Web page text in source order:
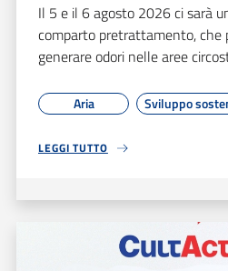
Il 5 e il 6 agosto 2026 ci sarà
comparto pretrattamento, che
generare odori nelle aree
Aria Sviluppo
LEGGI TUTTO